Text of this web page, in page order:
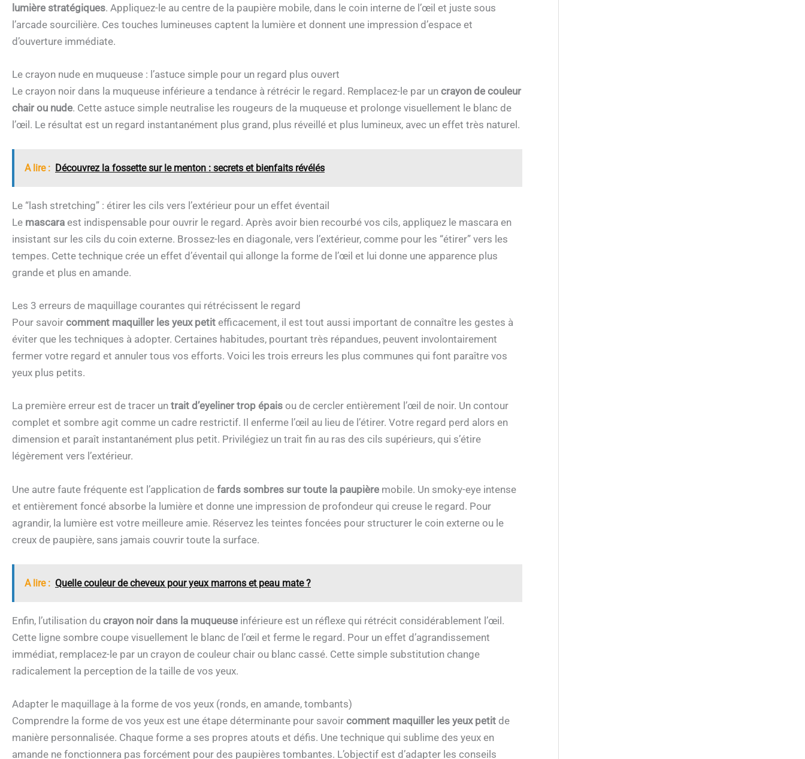
lumière stratégiques. Appliquez-le au centre de la paupière mobile, dans le coin interne de l’œil et juste sous
l’arcade sourcilière. Ces touches lumineuses captent la lumière et donnent une impression d’espace et
d’ouverture immédiate.
Le crayon nude en muqueuse : l’astuce simple pour un regard plus ouvert
Le crayon noir dans la muqueuse inférieure a tendance à rétrécir le regard. Remplacez-le par un crayon de couleur
chair ou nude. Cette astuce simple neutralise les rougeurs de la muqueuse et prolonge visuellement le blanc de
l’œil. Le résultat est un regard instantanément plus grand, plus réveillé et plus lumineux, avec un effet très naturel.
A lire : Découvrez la fossette sur le menton : secrets et bienfaits révélés
Le “lash stretching” : étirer les cils vers l’extérieur pour un effet éventail
Le mascara est indispensable pour ouvrir le regard. Après avoir bien recourbé vos cils, appliquez le mascara en
insistant sur les cils du coin externe. Brossez-les en diagonale, vers l’extérieur, comme pour les “étirer” vers les
tempes. Cette technique crée un effet d’éventail qui allonge la forme de l’œil et lui donne une apparence plus
grande et plus en amande.
Les 3 erreurs de maquillage courantes qui rétrécissent le regard
Pour savoir comment maquiller les yeux petit efficacement, il est tout aussi important de connaître les gestes à
éviter que les techniques à adopter. Certaines habitudes, pourtant très répandues, peuvent involontairement
fermer votre regard et annuler tous vos efforts. Voici les trois erreurs les plus communes qui font paraître vos
yeux plus petits.
La première erreur est de tracer un trait d’eyeliner trop épais ou de cercler entièrement l’œil de noir. Un contour
complet et sombre agit comme un cadre restrictif. Il enferme l’œil au lieu de l’étirer. Votre regard perd alors en
dimension et paraît instantanément plus petit. Privilégiez un trait fin au ras des cils supérieurs, qui s’étire
légèrement vers l’extérieur.
Une autre faute fréquente est l’application de fards sombres sur toute la paupière mobile. Un smoky-eye intense
et entièrement foncé absorbe la lumière et donne une impression de profondeur qui creuse le regard. Pour
agrandir, la lumière est votre meilleure amie. Réservez les teintes foncées pour structurer le coin externe ou le
creux de paupière, sans jamais couvrir toute la surface.
A lire : Quelle couleur de cheveux pour yeux marrons et peau mate ?
Enfin, l’utilisation du crayon noir dans la muqueuse inférieure est un réflexe qui rétrécit considérablement l’œil.
Cette ligne sombre coupe visuellement le blanc de l’œil et ferme le regard. Pour un effet d’agrandissement
immédiat, remplacez-le par un crayon de couleur chair ou blanc cassé. Cette simple substitution change
radicalement la perception de la taille de vos yeux.
Adapter le maquillage à la forme de vos yeux (ronds, en amande, tombants)
Comprendre la forme de vos yeux est une étape déterminante pour savoir comment maquiller les yeux petit de
manière personnalisée. Chaque forme a ses propres atouts et défis. Une technique qui sublime des yeux en
amande ne fonctionnera pas forcément pour des paupières tombantes. L’objectif est d’adapter les conseils